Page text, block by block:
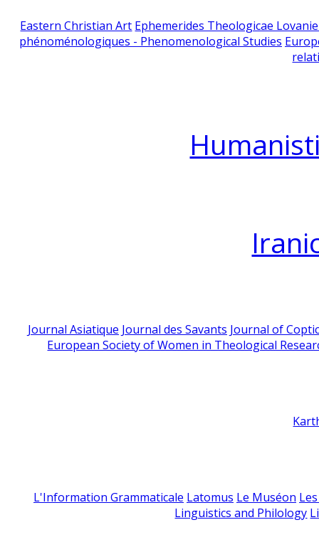
Eastern Christian Art Ephemerides Theologicae
phénoménologiques - Phenomenological Studies
Journal Asiatique Journal des Savants Journal of
European Society of Women in Theological
L'Information Grammaticale Latomus Le Muséon
Linguistics and Philology